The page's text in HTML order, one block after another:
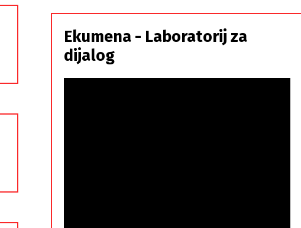
Srbi,
istorodna
braća
Ekumena - Laboratorij za
dijalog